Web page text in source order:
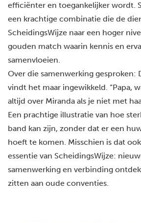
efficiënter en toegankelijker wordt.
een krachtige combinatie die de
ScheidingsWijze naar een hoger
gouden match waarin kennis en
samenvloeien.
Over die samenwerking gesproken:
vindt het maar ingewikkeld. “Papa,
altijd over Miranda als je niet met
Een prachtige illustratie van hoe
band kan zijn, zonder dat er een
hoeft te komen. Misschien is dat
essentie van ScheidingsWijze:
samenwerking en verbinding
zitten aan oude conventies.